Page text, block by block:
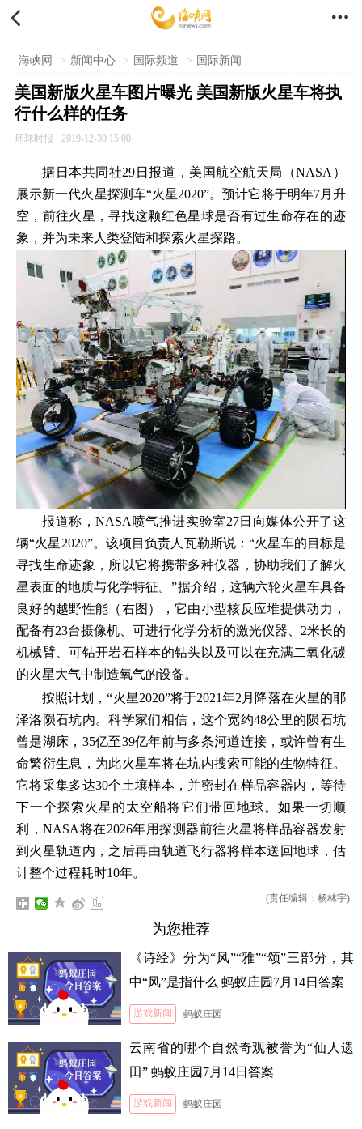
 
海峡网 > 新闻中心 > 国际频道 > 国际新闻
美国新版火星车图片曝光 美国新版火星车将执
行什么样的任务
环球时报 2019-12-30 15:00
据日本共同社29日报道，美国航空航天局（NASA）
展示新一代火星探测车“火星2020”。预计它将于明年7月升
空，前往火星，寻找这颗红色星球是否有过生命存在的迹
象，并为未来人类登陆和探索火星探路。
报道称，NASA喷气推进实验室27日向媒体公开了这
辆“火星2020”。该项目负责人瓦勒斯说：“火星车的目标是
寻找生命迹象，所以它将携带多种仪器，协助我们了解火
星表面的地质与化学特征。”据介绍，这辆六轮火星车具备
良好的越野性能（右图），它由小型核反应堆提供动力，
配备有23台摄像机、可进行化学分析的激光仪器、2米长的
机械臂、可钻开岩石样本的钻头以及可以在充满二氧化碳
的火星大气中制造氧气的设备。
按照计划，“火星2020”将于2021年2月降落在火星的耶
泽洛陨石坑内。科学家们相信，这个宽约48公里的陨石坑
曾是湖床，35亿至39亿年前与多条河道连接，或许曾有生
命繁衍生息，为此火星车将在坑内搜索可能的生物特征。
它将采集多达30个土壤样本，并密封在样品容器内，等待
下一个探索火星的太空船将它们带回地球。如果一切顺
利，NASA将在2026年用探测器前往火星将样品容器发射
到火星轨道内，之后再由轨道飞行器将样本送回地球，估
计整个过程耗时10年。
(责任编辑：杨林宇)
为您推荐
《诗经》分为“风”“雅”“颂”三部分，其
中“风”是指什么 蚂蚁庄园7月14日答案
游戏新闻 蚂蚁庄园
云南省的哪个自然奇观被誉为“仙人遗
田” 蚂蚁庄园7月14日答案
游戏新闻 蚂蚁庄园